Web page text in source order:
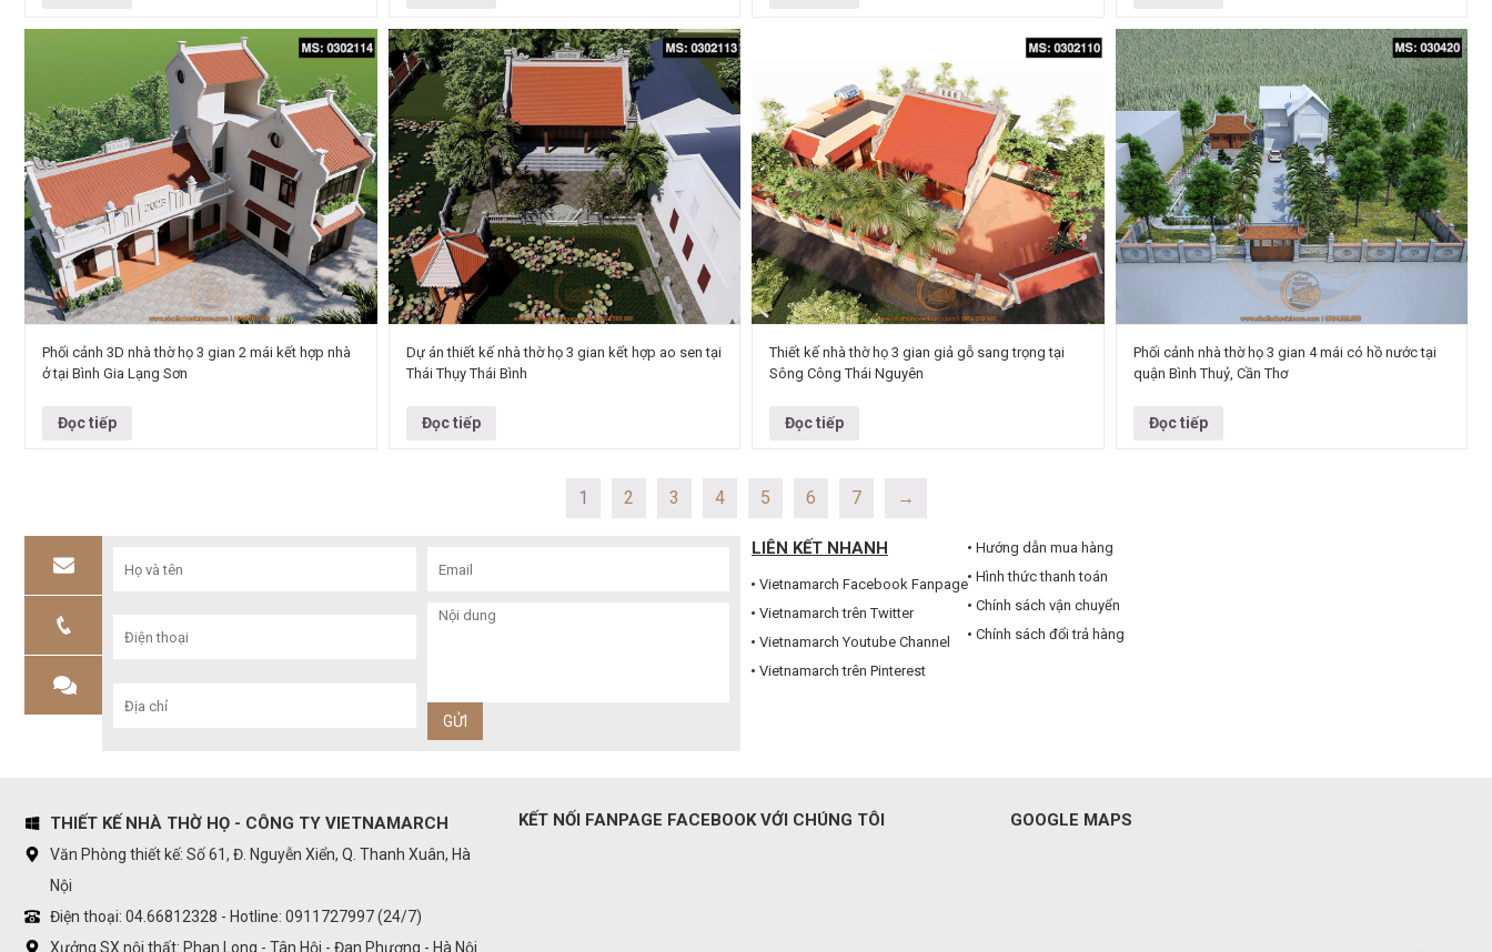
trợ Địa điểm: xã Bình Gia, Lạng Sơn Đơn vị thiết kế:…
Phối cảnh 3D nhà thờ họ 3 gian 2 mái kết hợp nhà
ở tại Bình Gia Lạng Sơn
Đọc tiếp
Công trình: Nhà thờ họ 3 gian Chủ đầu tư: Bùi Công
kiến trúc: Nhà…
Dự án thiết kế nhà thờ họ 3 gian kết hợp ao sen tại
Thái Thụy Thái Bình
Đọc tiếp
Công trình: Nhà thờ họ 3 gian giả gỗ Địa điểm:
Vietnamarch Phong cách kiến…
Thiết kế nhà thờ họ 3 gian giả gỗ sang trọng tại
Sông Công Thái Nguyên
Đọc tiếp
hồ nước Kết cấu Bê tông sơn giả gỗ Diện tích…
Phối cảnh nhà thờ họ 3 gian 4 mái có hồ nước tại
quận Bình Thuỷ, Cần Thơ
Đọc tiếp
1 2 3 4 5 6 7 →
LIÊN KẾT NHANH
Vietnamarch Facebook Fanpage
Vietnamarch trên Twitter
Vietnamarch Youtube Channel
Vietnamarch trên Pinterest
Hướng dẫn mua hàng
Hình thức thanh toán
Chính sách vận chuyển
Chính sách đổi trả hàng
THIẾT KẾ NHÀ THỜ HỌ - CÔNG TY VIETNAMARCH
Văn Phòng thiết kế: Số 61, Đ. Nguyễn Xiển, Q. Thanh Xuân, Hà
Nội
Điện thoại: 04.66812328 - Hotline: 0911727997 (24/7)
Xưởng SX nội thất: Phan Long - Tân Hội - Đan Phượng - Hà Nội
KẾT NỐI FANPAGE FACEBOOK VỚI CHÚNG TÔI GOOGLE MAPS